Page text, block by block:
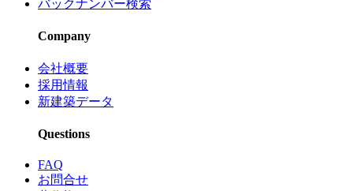
バックナンバー検索
Company
会社概要
採用情報
新建築データ
Questions
FAQ
お問合せ